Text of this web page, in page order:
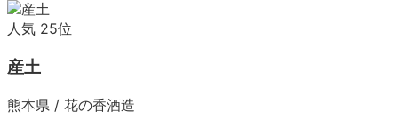
人気 25位
産土
熊本県 / 花の香酒造